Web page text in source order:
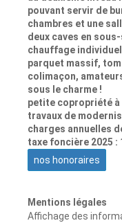
pouvant servir de
chambres et une
deux caves en
chauffage
parquet massif,
colimaçon,
sous le charme !
petite copropriété à
travaux de
charges annuelles
taxe foncière 2025 :
nos honoraires
Mentions légales
Affichage des